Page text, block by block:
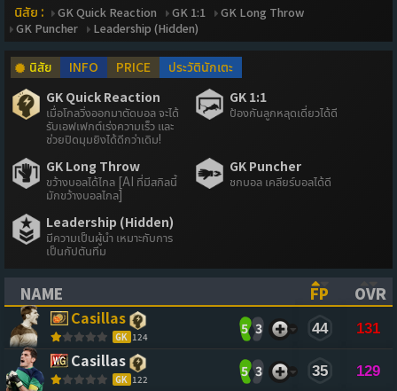
นิสัย : GK Quick Reaction GK 1:1
GK Long Throw
GK Puncher
Leadership (Hidden)
นิสัย INFO PRICE
ประวัตินักเตะ
GK Quick Reaction
เมื่อโกลวิ่งออกมาตัดบอล จะได้
รับเอฟเฟกต์เร่งความเร็ว และ
ช่วยปิดมุมยิงได้ดีกว่าเดิม!
GK 1:1
ป้องกันลูกหลุดเดี่ยวได้ดี
GK Long Throw
ขว้างบอลได้ไกล [AI ที่มีสกิลนี้
มักขว้างบอลไกล]
GK Puncher
ชกบอล เคลียร์บอลได้ดี
Leadership (Hidden)
มีความเป็นผู้นำ เหมาะกับการ
เป็นกัปตันทีม
NAME
(CLICK TO SORT ASCENDING)
FP
OVR
Casillas
GK 124
5 3 44 131
Casillas
GK 122
5 3 35 129